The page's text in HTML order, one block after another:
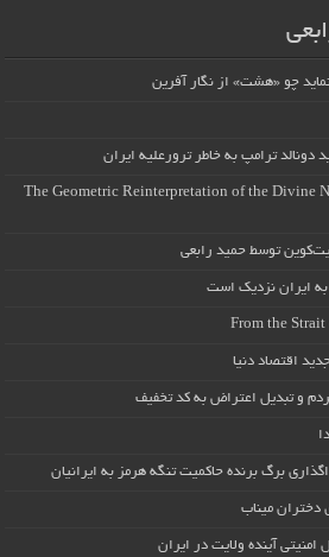
چو «هشت» از نگار آفرین
دونالد ترامپ به خاطر ترورعلیه ایران
The Geometric Reinterpretation of the Divine
توسط حمید رابعی
به ایران نزدیک است
From the
اقتصاد دنیا
و تبدیل اعتراض به کد تخفیف
برگ برنده حاکمیت تنگه هرمز به ایرانیان
دختران میناب
امنیتی آینده ولایت در ایران